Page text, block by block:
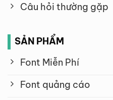
Câu hỏi thường gặp
SẢN PHẨM
Font Miễn Phí
Font quảng cáo